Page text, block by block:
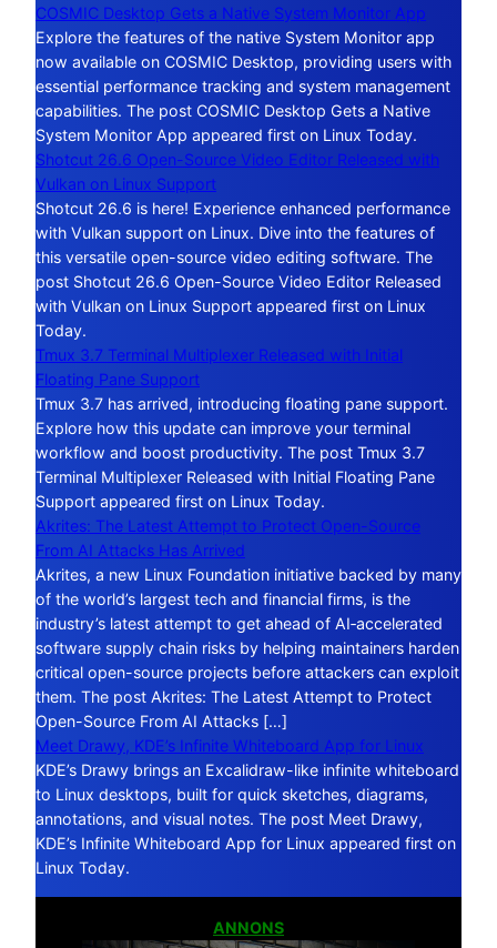
COSMIC Desktop Gets a Native System Monitor App
Explore the features of the native System Monitor app
now available on COSMIC Desktop, providing users with
essential performance tracking and system management
capabilities. The post COSMIC Desktop Gets a Native
System Monitor App appeared first on Linux Today.
Shotcut 26.6 Open-Source Video Editor Released with
Vulkan on Linux Support
Shotcut 26.6 is here! Experience enhanced performance
with Vulkan support on Linux. Dive into the features of
this versatile open-source video editing software. The
post Shotcut 26.6 Open-Source Video Editor Released
with Vulkan on Linux Support appeared first on Linux
Today.
Tmux 3.7 Terminal Multiplexer Released with Initial
Floating Pane Support
Tmux 3.7 has arrived, introducing floating pane support.
Explore how this update can improve your terminal
workflow and boost productivity. The post Tmux 3.7
Terminal Multiplexer Released with Initial Floating Pane
Support appeared first on Linux Today.
Akrites: The Latest Attempt to Protect Open-Source
From AI Attacks Has Arrived
Akrites, a new Linux Foundation initiative backed by many
of the world’s largest tech and financial firms, is the
industry’s latest attempt to get ahead of AI‑accelerated
software supply chain risks by helping maintainers harden
critical open-source projects before attackers can exploit
them. The post Akrites: The Latest Attempt to Protect
Open-Source From AI Attacks […]
Meet Drawy, KDE’s Infinite Whiteboard App for Linux
KDE’s Drawy brings an Excalidraw-like infinite whiteboard
to Linux desktops, built for quick sketches, diagrams,
annotations, and visual notes. The post Meet Drawy,
KDE’s Infinite Whiteboard App for Linux appeared first on
Linux Today.
ANNONS